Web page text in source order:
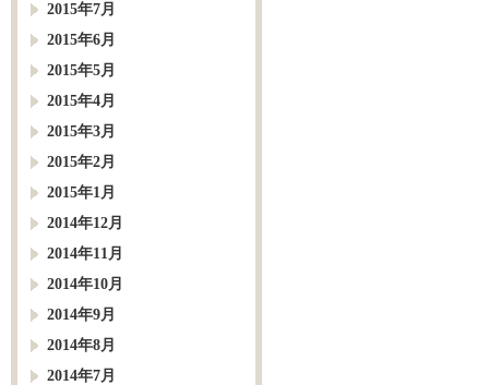
2015年7月
2015年6月
2015年5月
2015年4月
2015年3月
2015年2月
2015年1月
2014年12月
2014年11月
2014年10月
2014年9月
2014年8月
2014年7月